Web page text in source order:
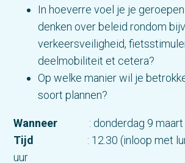
In hoeverre voel je je
denken over beleid rondom
verkeersveiligheid,
deelmobiliteit et cetera?
Op welke manier wil je
soort plannen?
Wanneer : donderdag 9 maart
Tijd
: 12.30 (inloop met
uur